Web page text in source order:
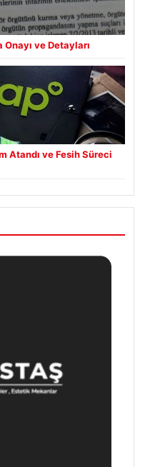
ve Detayları
Atandı ve Fesih Süreci